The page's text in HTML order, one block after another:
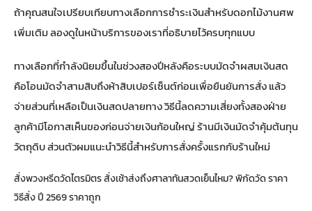
ถ้าคุณสนใจเปรียบเทียบทางเลือกการชำระเงินสำหรับดอกไม้งานศพ
เพิ่มเติม ลองดูในหน้าบริการของเราที่อธิบายไว้ครบทุกแบบ
ทางเลือกที่กำลังนิยมขึ้นในช่วงสองปีหลังคือระบบมัดจำผสมเงินสด
คือโอนมัดจำสามสิบถึงห้าสิบเปอร์เซ็นต์ก่อนเพื่อยืนยันการสั่ง แล้ว
จ่ายส่วนที่เหลือเป็นเงินสดปลายทาง วิธีนี้ลดความเสี่ยงทั้งสองฝ่าย
ลูกค้ามีโอกาสเห็นของก่อนจ่ายเงินก้อนใหญ่ ร้านมีเงินมัดจำคุ้มต้นทุน
วัตถุดิบ ส่วนตัวผมแนะนำวิธีนี้สำหรับการสั่งครั้งแรกกับร้านใหม่
สั่งพวงหรีดวัดไตรมิตร สั่งเช้าส่งถึงศาลาทันสวดเย็นไหม? พิกัดวัด ราคา
วิธีสั่ง ปี 2569 ราคาถูก